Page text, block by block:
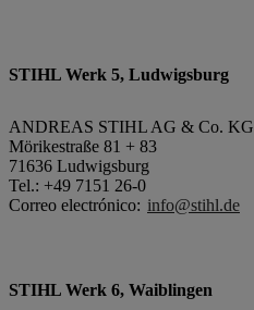
STIHL Werk 5, Ludwigsburg
ANDREAS STIHL AG & Co. KG
Mörikestraße 81 + 83
71636 Ludwigsburg
Tel.: +49 7151 26-0
Correo electrónico: info@stihl.de
STIHL Werk 6, Waiblingen